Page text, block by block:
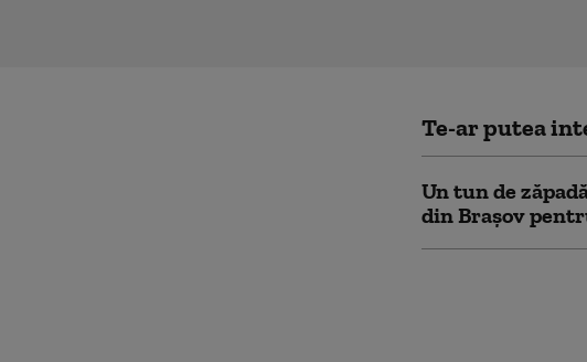
Te-ar putea
Un tun de
din Braşov